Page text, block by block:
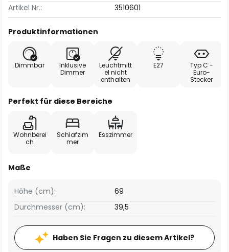
Artikel Nr.:
3510601
Produktinformationen
Dimmbar
Inklusive
Dimmer
Leuchtmitt
el nicht
enthalten
E27
Typ C -
Euro-
Stecker
Perfekt für diese Bereiche
Wohnberei
ch
Schlafzim
mer
Esszimmer
Maße
Höhe (cm):
69
Durchmesser (cm):
39,5
Haben Sie Fragen zu diesem Artikel?